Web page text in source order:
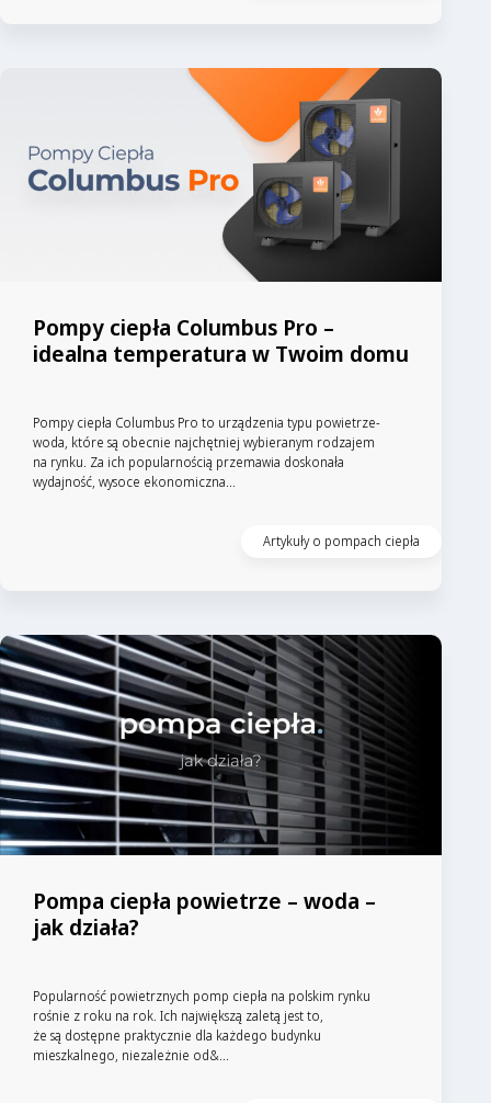
Pompy ciepła Columbus Pro –
idealna temperatura w Twoim domu
Pompy ciepła Columbus Pro to urządzenia typu powietrze-
woda, które są obecnie najchętniej wybieranym rodzajem
na rynku. Za ich popularnością przemawia doskonała
wydajność, wysoce ekonomiczna...
Artykuły o pompach ciepła
Pompa ciepła powietrze – woda –
jak działa?
Popularność powietrznych pomp ciepła na polskim rynku
rośnie z roku na rok. Ich największą zaletą jest to,
że są dostępne praktycznie dla każdego budynku
mieszkalnego, niezależnie od&...